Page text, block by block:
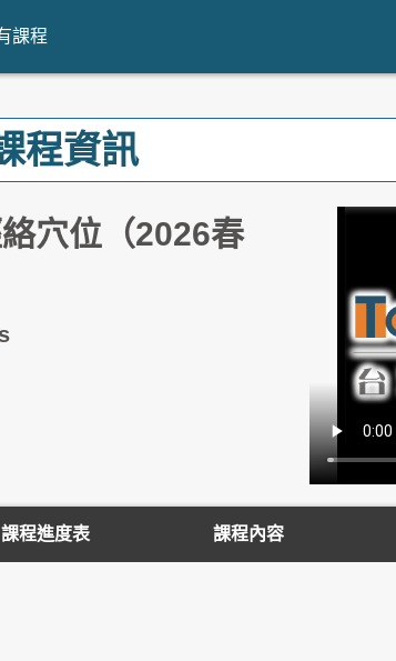
課程
程資訊
穴位（2026春
課程進度表 課程內容